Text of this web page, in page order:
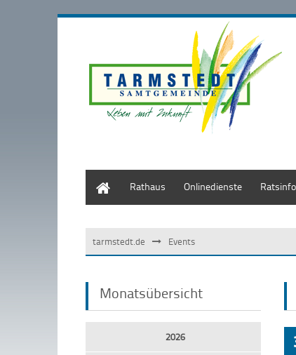
Rathaus Onlinedienste Ratsinfo
tarmstedt.de Events
Monatsübersicht
2026